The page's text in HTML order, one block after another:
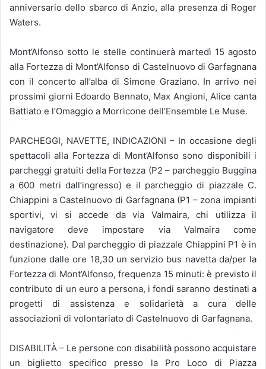
anniversario dello sbarco di Anzio, alla presenza di Roger
Waters.
Mont’Alfonso sotto le stelle continuerà martedì 15 agosto
alla Fortezza di Mont’Alfonso di Castelnuovo di Garfagnana
con il concerto all’alba di Simone Graziano. In arrivo nei
prossimi giorni Edoardo Bennato, Max Angioni, Alice canta
Battiato e l’Omaggio a Morricone dell’Ensemble Le Muse.
PARCHEGGI, NAVETTE, INDICAZIONI – In occasione degli
spettacoli alla Fortezza di Mont’Alfonso sono disponibili i
parcheggi gratuiti della Fortezza (P2 – parcheggio Buggina
a 600 metri dall’ingresso) e il parcheggio di piazzale C.
Chiappini a Castelnuovo di Garfagnana (P1 – zona impianti
sportivi, vi si accede da via Valmaira, chi utilizza il
navigatore deve impostare via Valmaira come
destinazione). Dal parcheggio di piazzale Chiappini P1 è in
funzione dalle ore 18,30 un servizio bus navetta da/per la
Fortezza di Mont’Alfonso, frequenza 15 minuti: è previsto il
contributo di un euro a persona, i fondi saranno destinati a
progetti di assistenza e solidarietà a cura delle
associazioni di volontariato di Castelnuovo di Garfagnana.
DISABILITÀ – Le persone con disabilità possono acquistare
un biglietto specifico presso la Pro Loco di Piazza